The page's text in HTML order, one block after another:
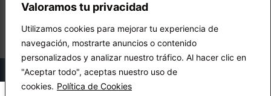
Valoramos tu privacidad
Utilizamos cookies para mejorar tu experiencia de
navegación, mostrarte anuncios o contenido
personalizados y analizar nuestro tráfico. Al hacer clic en
"Aceptar todo", aceptas nuestro uso de
cookies. Política de Cookies
© Copyright Ecuador Chequea 2025.